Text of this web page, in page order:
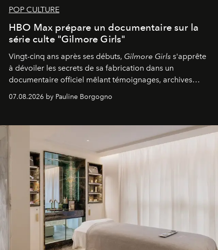
POP CULTURE
HBO Max prépare un documentaire sur la
série culte "Gilmore Girls"
Vingt-cinq ans après ses débuts, Gilmore Girls s'apprête
à dévoiler les secrets de sa fabrication dans un
documentaire officiel mêlant témoignages, archives
générationnel.
07.08.2026 by Pauline Borgogno